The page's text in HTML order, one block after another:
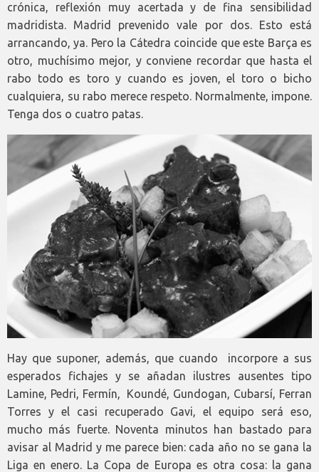
crónica, reflexión muy acertada y de fina sensibilidad
madridista. Madrid prevenido vale por dos. Esto está
arrancando, ya. Pero la Cátedra coincide que este Barça es
otro, muchísimo mejor, y conviene recordar que hasta el
rabo todo es toro y cuando es joven, el toro o bicho
cualquiera, su rabo merece respeto. Normalmente, impone.
Tenga dos o cuatro patas.
Hay que suponer, además, que cuando incorpore a sus
esperados fichajes y se añadan ilustres ausentes tipo
Lamine, Pedri, Fermín, Koundé, Gundogan, Cubarsí, Ferran
Torres y el casi recuperado Gavi, el equipo será eso,
mucho más fuerte. Noventa minutos han bastado para
avisar al Madrid y me parece bien: cada año no se gana la
Liga en enero. La Copa de Europa es otra cosa: la gana